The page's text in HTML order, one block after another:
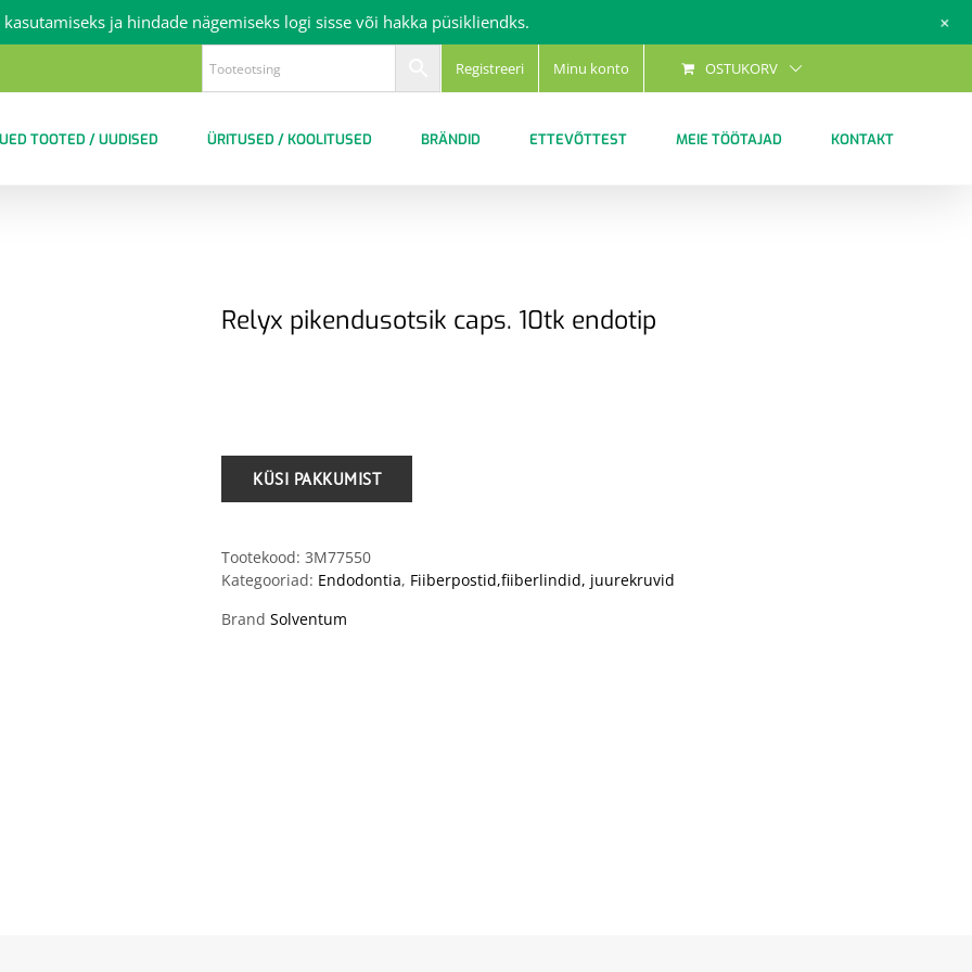
Registreeri Minu konto OSTUKORV
TOOTED / UUDISED ÜRITUSED / KOOLITUSED BRÄNDID ETTEVÕTTEST MEIE TÖÖTAJAD KONTAKT
Relyx pikendusotsik caps. 10tk endotip
Tootekood: 3M77550
Kategooriad: Endodontia, Fiiberpostid,fiiberlindid, juurekruvid
Brand Solventum
kasutamiseks ja hindade nägemiseks logi sisse või hakka püsikliendks. +